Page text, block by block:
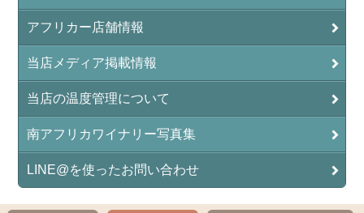
アフリカー店舗情報
当店メディア掲載情報
当店の温度管理について
南アフリカワイナリー写真集
LINE@を使ったお問い合わせ